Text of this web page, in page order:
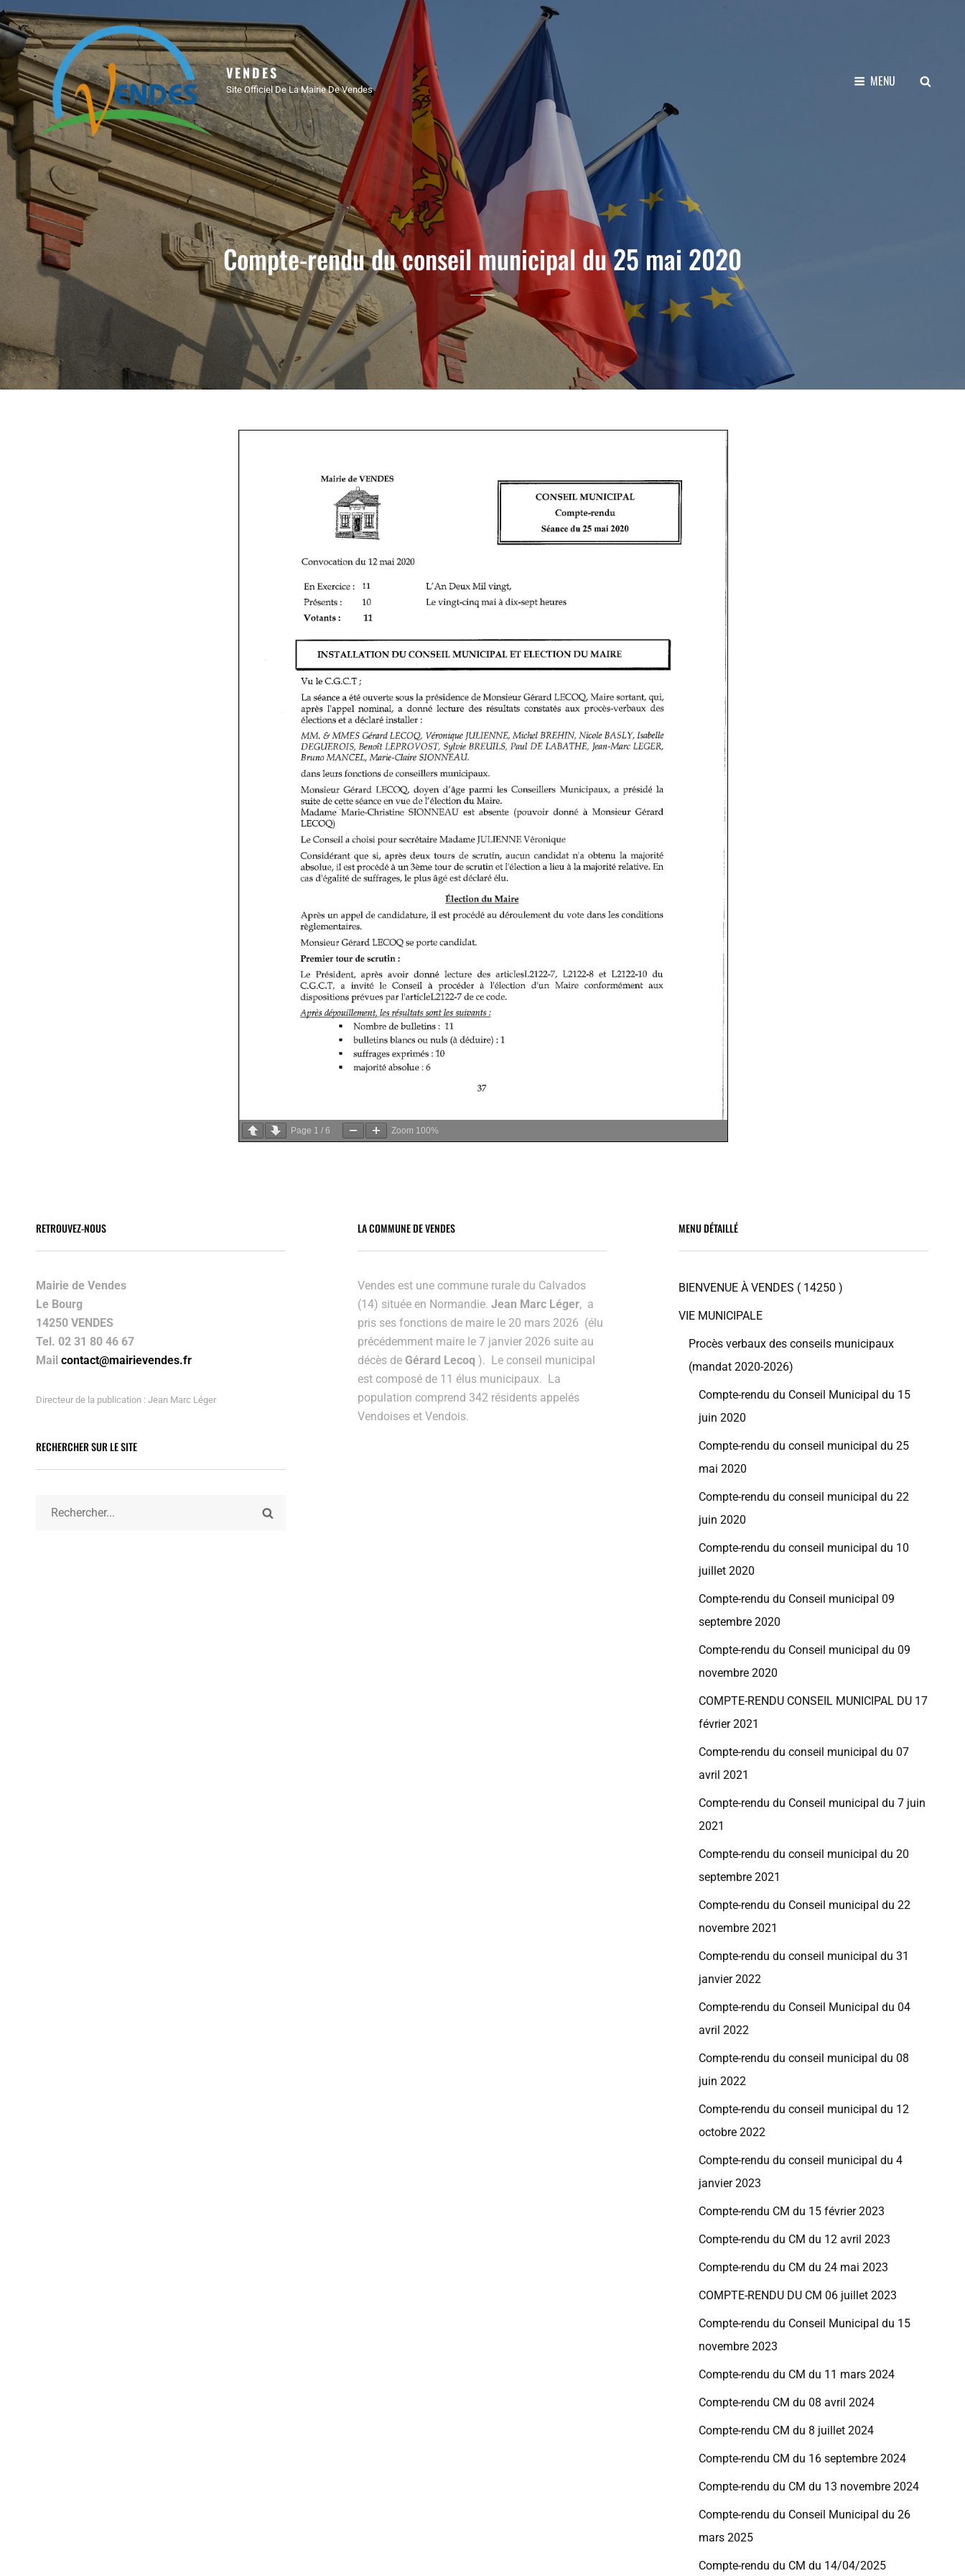
VENDES
Site Officiel De La Mairie De Vendes
MENU
Compte-rendu du conseil municipal du 25 mai 2020
Page 1 / 6 Zoom 100%
RETROUVEZ-NOUS
Mairie de Vendes
Le Bourg
14250 VENDES
Tel. 02 31 80 46 67
Mail contact@mairievendes.fr
Directeur de la publication : Jean Marc Léger
RECHERCHER SUR LE SITE
LA COMMUNE DE VENDES
Vendes est une commune rurale du Calvados
(14) située en Normandie. Jean Marc Léger, a
pris ses fonctions de maire le 20 mars 2026 (élu
précédemment maire le 7 janvier 2026 suite au
décès de Gérard Lecoq ). Le conseil municipal
est composé de 11 élus municipaux. La
population comprend 342 résidents appelés
Vendoises et Vendois.
MENU DÉTAILLÉ
BIENVENUE À VENDES ( 14250 )
VIE MUNICIPALE
Procès verbaux des conseils municipaux
(mandat 2020-2026)
Compte-rendu du Conseil Municipal du 15
juin 2020
Compte-rendu du conseil municipal du 25
mai 2020
Compte-rendu du conseil municipal du 22
juin 2020
Compte-rendu du conseil municipal du 10
juillet 2020
Compte-rendu du Conseil municipal 09
septembre 2020
Compte-rendu du Conseil municipal du 09
novembre 2020
COMPTE-RENDU CONSEIL MUNICIPAL DU 17
février 2021
Compte-rendu du conseil municipal du 07
avril 2021
Compte-rendu du Conseil municipal du 7 juin
2021
Compte-rendu du conseil municipal du 20
septembre 2021
Compte-rendu du Conseil municipal du 22
novembre 2021
Compte-rendu du conseil municipal du 31
janvier 2022
Compte-rendu du Conseil Municipal du 04
avril 2022
Compte-rendu du conseil municipal du 08
juin 2022
Compte-rendu du conseil municipal du 12
octobre 2022
Compte-rendu du conseil municipal du 4
janvier 2023
Compte-rendu CM du 15 février 2023
Compte-rendu du CM du 12 avril 2023
Compte-rendu du CM du 24 mai 2023
COMPTE-RENDU DU CM 06 juillet 2023
Compte-rendu du Conseil Municipal du 15
novembre 2023
Compte-rendu du CM du 11 mars 2024
Compte-rendu CM du 08 avril 2024
Compte-rendu CM du 8 juillet 2024
Compte-rendu CM du 16 septembre 2024
Compte-rendu du CM du 13 novembre 2024
Compte-rendu du Conseil Municipal du 26
mars 2025
Compte-rendu du CM du 14/04/2025